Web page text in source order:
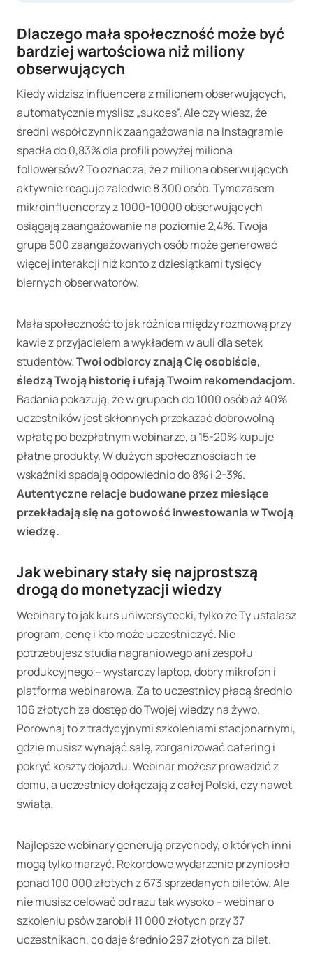
Dlaczego mała społeczność może być
bardziej wartościowa niż miliony
obserwujących
Kiedy widzisz influencera z milionem obserwujących,
automatycznie myślisz „sukces”. Ale czy wiesz, że
średni współczynnik zaangażowania na Instagramie
spadła do 0,83% dla profili powyżej miliona
followersów? To oznacza, że z miliona obserwujących
aktywnie reaguje zaledwie 8 300 osób. Tymczasem
mikroinfluencerzy z 1000-10000 obserwujących
osiągają zaangażowanie na poziomie 2,4%. Twoja
grupa 500 zaangażowanych osób może generować
więcej interakcji niż konto z dziesiątkami tysięcy
biernych obserwatorów.
Mała społeczność to jak różnica między rozmową przy
kawie z przyjacielem a wykładem w auli dla setek
studentów.Twoi odbiorcy znają Cię osobiście,
śledzą Twoją historię i ufają Twoim rekomendacjom.
Badania pokazują, że w grupach do 1000 osób aż 40%
uczestników jest skłonnych przekazać dobrowolną
wpłatę po bezpłatnym webinarze, a 15-20% kupuje
płatne produkty. W dużych społecznościach te
wskaźniki spadają odpowiednio do 8% i 2-3%.
Autentyczne relacje budowane przez miesiące
przekładają się na gotowość inwestowania w Twoją
wiedzę.
Jak webinary stały się najprostszą
drogą do monetyzacji wiedzy
Webinary to jak kurs uniwersytecki, tylko że Ty ustalasz
program, cenę i kto może uczestniczyć. Nie
potrzebujesz studia nagraniowego ani zespołu
produkcyjnego – wystarczy laptop, dobry mikrofon i
platforma webinarowa. Za to uczestnicy płacą średnio
106 złotych za dostęp do Twojej wiedzy na żywo.
Porównaj to z tradycyjnymi szkoleniami stacjonarnymi,
gdzie musisz wynająć salę, zorganizować catering i
pokryć koszty dojazdu. Webinar możesz prowadzić z
domu, a uczestnicy dołączają z całej Polski, czy nawet
świata.
Najlepsze webinary generują przychody, o których inni
mogą tylko marzyć. Rekordowe wydarzenie przyniosło
ponad 100 000 złotych z 673 sprzedanych biletów. Ale
nie musisz celować od razu tak wysoko – webinar o
szkoleniu psów zarobił 11 000 złotych przy 37
uczestnikach, co daje średnio 297 złotych za bilet.